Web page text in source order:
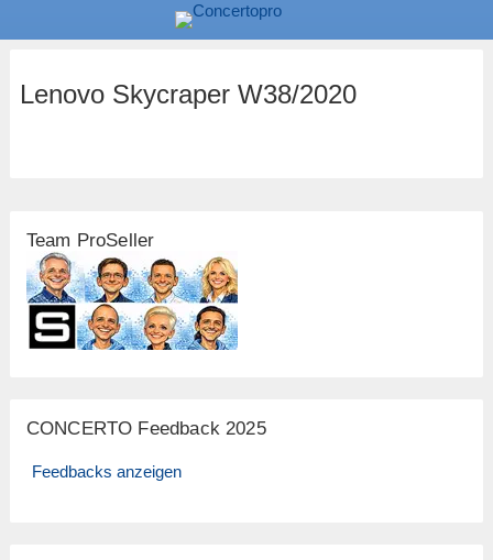
Lenovo Skycraper W38/2020
Team ProSeller
CONCERTO Feedback 2025
Feedbacks anzeigen